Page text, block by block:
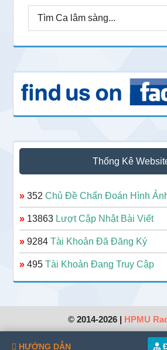
Thống Kê
» 352Chủ Đề Chẩn Đoán Hình
» 13863 Lượt Cập Nhật Bài Viết
» 9284Tài Khoản Đã Đăng Ký
» 495Tài Khoản Đang Truy Cập
© 2014-2026 | HPMU
HƯỚNG DẪN